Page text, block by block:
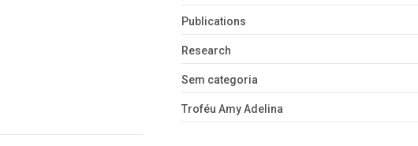
Publications
Research
Sem categoria
Troféu Amy Adelina